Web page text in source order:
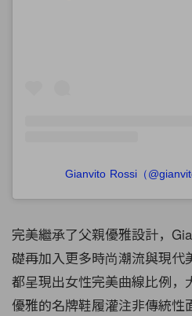
Gianvito Rossi（
完美繼承了父親優雅設計，
礎再加入更多時尚潮流與現代
都呈現出女性完美曲線比例，
優雅的名牌鞋履灌注非傳統性